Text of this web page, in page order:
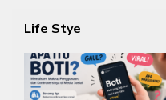
Life Stye